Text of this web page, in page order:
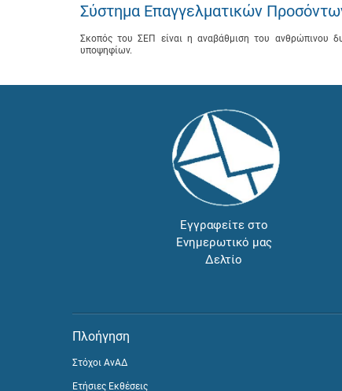
Σύστημα Επαγγελματικών
Σκοπός του ΣΕΠ είναι η αναβάθμιση του ανθρώπινου
υποψηφίων.
Εγγραφείτε στο
Ενημερωτικό μας
Δελτίο
Πλοήγηση
Στόχοι ΑνΑΔ
Ετήσιες Εκθέσεις